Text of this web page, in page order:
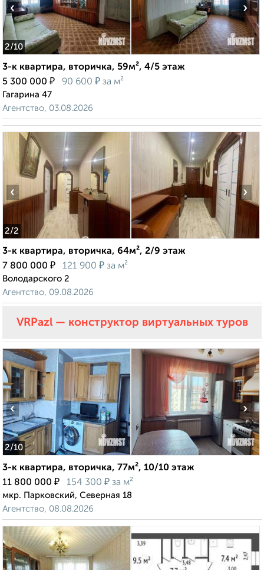
2/10
‹ ›
3-к квартира, вторичка, 59м², 4/5 этаж
5 300 000 ₽ 90 600 ₽ за м²
Гагарина 47
Агентство, 03.08.2026
2/2
‹ ›
3-к квартира, вторичка, 64м², 2/9 этаж
7 800 000 ₽ 121 900 ₽ за м²
Володарского 2
Агентство, 09.08.2026
VRPazl — конструктор виртуальных туров
2/10
‹ ›
3-к квартира, вторичка, 77м², 10/10 этаж
11 800 000 ₽ 154 300 ₽ за м²
мкр. Парковский, Северная 18
Агентство, 08.08.2026